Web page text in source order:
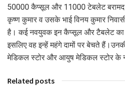
50000 कैप्सूल और 11000 टेबलेट
कृष्ण कुमार व उसके भाई विनय कुमार
है। कई नवयुवक इन कैप्सूल और टैबलेट का
इसलिए वह इन्हें महंगे दामों पर बेचते
मेडिकल स्टोर और आयुष मेडिकल स्टोर के
Related posts